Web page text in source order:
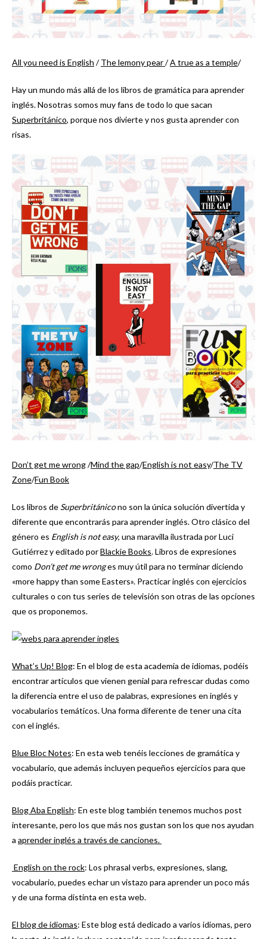
All you need is English /The lemony pear/A true as a temple/
Hay un mundo más allá de los libros de gramática para aprender
inglés. Nosotras somos muy fans de todo lo que sacan
Superbritánico, porque nos divierte y nos gusta aprender con
risas.
Don’t get me wrong/Mind the gap/English is not easy/The TV
Zone/Fun Book
Los libros de Superbritánicono son la única solución divertida y
diferente que encontrarás para aprender inglés. Otro clásico del
género es English is not easy, una maravilla ilustrada por Luci
Gutiérrez y editado porBlackie Books. Libros de expresiones
como Don’t get me wronges muy útil para no terminar diciendo
«more happy than some Easters». Practicar inglés con ejercicios
culturales o con tus series de televisión son otras de las opciones
que os proponemos.
What’s Up! Blog: En el blog de esta academia de idiomas, podéis
encontrar artículos que vienen genial para refrescar dudas como
la diferencia entre el uso de palabras, expresiones en inglés y
vocabularios temáticos. Una forma diferente de tener una cita
con el inglés.
Blue Bloc Notes: En esta web tenéis lecciones de gramática y
vocabulario, que además incluyen pequeños ejercicios para que
podáis practicar.
Blog Aba English: En este blog también tenemos muchos post
interesante, pero los que más nos gustan son los que nos ayudan
a aprender inglés a través de canciones.
English on the rock: Los phrasal verbs, expresiones, slang,
vocabulario, puedes echar un vistazo para aprender un poco más
y de una forma distinta en esta web.
El blog de idiomas: Este blog está dedicado a varios idiomas, pero